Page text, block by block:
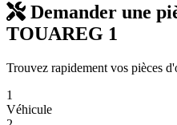
Demander une
TOUAREG 1
Trouvez rapidement vos pièces
1
Véhicule